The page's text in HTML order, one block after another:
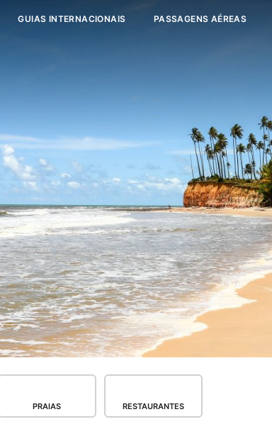
GUIAS INTERNACIONAIS PASSAGENS AÉREAS
PRAIAS RESTAURANTES